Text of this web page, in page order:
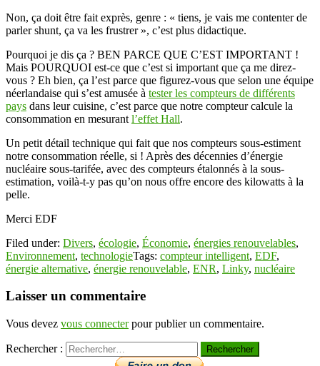
Non, ça doit être fait exprès, genre : « tiens, je vais me contenter de
parler shunt, ça va les frustrer », c’est plus didactique.
Pourquoi je dis ça ? BEN PARCE QUE C’EST IMPORTANT !
Mais POURQUOI est-ce que c’est si important que ça me direz-
vous ? Eh bien, ça l’est parce que figurez-vous que selon une équipe
néerlandaise qui s’est amusée à tester les compteurs de différents
pays dans leur cuisine, c’est parce que notre compteur calcule la
consommation en mesurant l’effet Hall.
Un petit détail technique qui fait que nos compteurs sous-estiment
notre consommation réelle, si ! Après des décennies d’énergie
nucléaire sous-tarifée, avec des compteurs étalonnés à la sous-
estimation, voilà-t-y pas qu’on nous offre encore des kilowatts à la
pelle.
Merci EDF
Filed under: Divers, écologie, Économie, énergies renouvelables,
Environnement, technologieTags: compteur intelligent, EDF,
énergie alternative, énergie renouvelable, ENR, Linky, nucléaire
Laisser un commentaire
Vous devez vous connecterpour publier un commentaire.
Rechercher :